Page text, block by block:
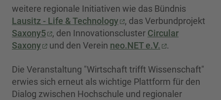
weitere regionale Initiativen wie das Bündnis
Lausitz - Life & Technology
, das Verbundprojekt
Saxony5
, den Innovationscluster Circular
Saxony
und den Verein neo.NET e.V. .
Die Veranstaltung "Wirtschaft trifft Wissenschaft"
erwies sich erneut als wichtige Plattform für den
Dialog zwischen Hochschule und regionaler